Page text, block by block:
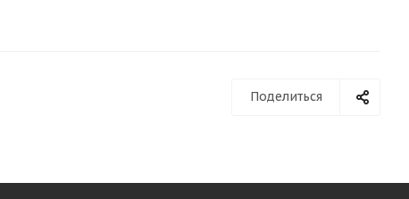
Поделиться